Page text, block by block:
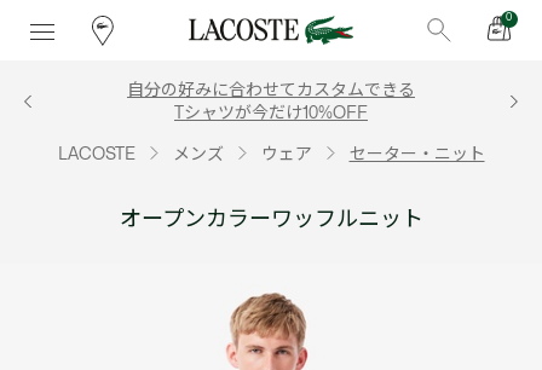
0
自分の好みに合わせてカスタムできる
Tシャツが今だけ10%OFF
LACOSTE メンズ ウェア セーター・ニット
オープンカラーワッフルニット